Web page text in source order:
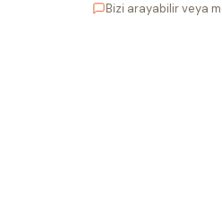
Bizi arayabilir veya